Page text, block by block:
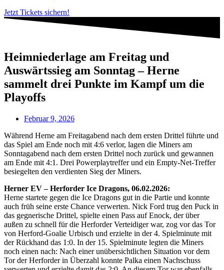
Jetzt Tickets sichern!
Heimniederlage am Freitag und
Auswärtssieg am Sonntag – Herne
sammelt drei Punkte im Kampf um die
Playoffs
Februar 9, 2026
Während Herne am Freitagabend nach dem ersten Drittel führte und
das Spiel am Ende noch mit 4:6 verlor, lagen die Miners am
Sonntagabend nach dem ersten Drittel noch zurück und gewannen
am Ende mit 4:1. Drei Powerplaytreffer und ein Empty-Net-Treffer
besiegelten den verdienten Sieg der Miners.
Herner EV – Herforder Ice Dragons, 06.02.2026:
Herne startete gegen die Ice Dragons gut in die Partie und konnte
auch früh seine erste Chance verwerten. Nick Ford trug den Puck in
das gegnerische Drittel, spielte einen Pass auf Enock, der über
außen zu schnell für die Herforder Verteidiger war, zog vor das Tor
von Herford-Goalie Urbisch und erzielte in der 4. Spielminute mit
der Rückhand das 1:0. In der 15. Spielminute legten die Miners
noch einen nach: Nach einer unübersichtlichen Situation vor dem
Tor der Herforder in Überzahl konnte Palka einen Nachschuss